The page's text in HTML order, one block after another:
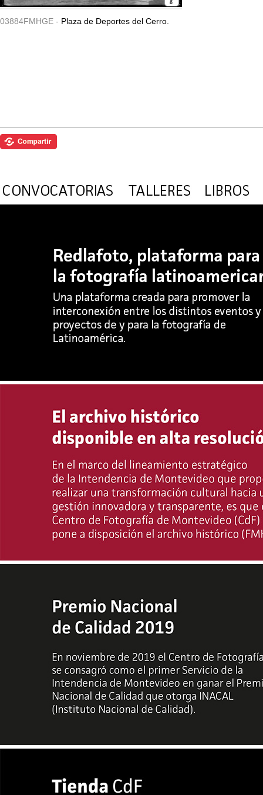
03884FMHGE - Plaza de Deportes del Cerro.